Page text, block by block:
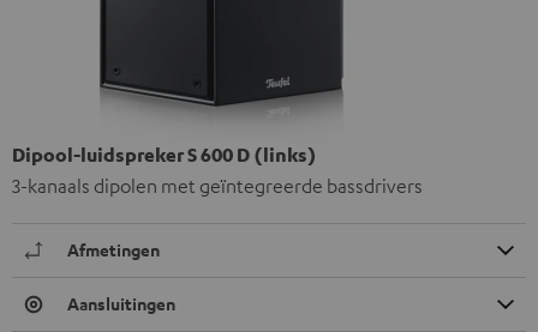
Dipool-luidspreker S 600 D (links)
3-kanaals dipolen met geïntegreerde bassdrivers
Afmetingen
Aansluitingen